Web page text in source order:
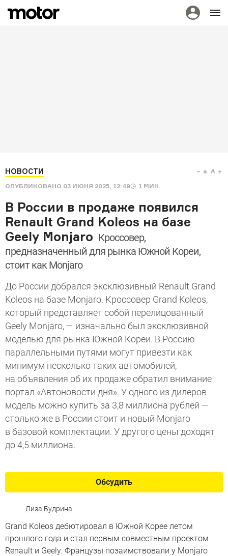
НОВОСТИ
ОПУБЛИКОВАНО 03 ИЮНЯ 2025, 12:49 1 МИН.
a A
В России в продаже появился
Renault Grand Koleos на базе
Geely Monjaro Кроссовер,
предназначенный для рынка Южной Кореи,
стоит как Monjaro
До России добрался эксклюзивный Renault Grand
Koleos на базе Monjaro. Кроссовер Grand Koleos,
который представляет собой перелицованный
Geely Monjaro, — изначально был эксклюзивной
моделью для рынка Южной Кореи. В Россию
параллельными путями могут привезти как
минимум несколько таких автомобилей,
на объявления об их продаже обратил внимание
портал «Автоновости дня». У одного из дилеров
модель можно купить за 3,8 миллиона рублей —
столько же в России стоит и новый Monjaro
в базовой комплектации. У другого цены доходят
до 4,5 миллиона.
Обсудить
Лиза Будрина
Grand Koleos дебютировал в Южной Корее летом
прошлого года и стал первым совместным проектом
Renault и Geely. Французы позаимствовали у Monjaro